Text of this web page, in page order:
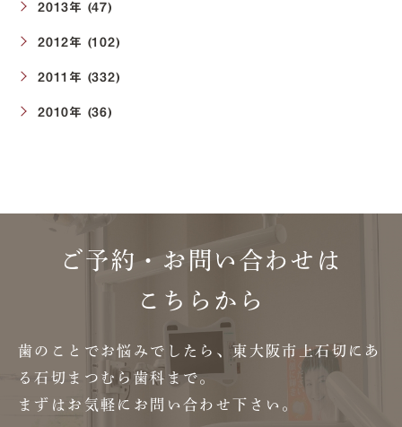
2013年 (47)
2012年 (102)
2011年 (332)
2010年 (36)
ご予約・お問い合わせは
こちらから
歯のことでお悩みでしたら、東大阪市上石切にあ
る石切まつむら歯科まで。
まずはお気軽にお問い合わせ下さい。